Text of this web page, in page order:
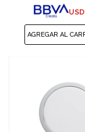
USD